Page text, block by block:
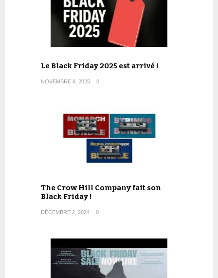
Le Black Friday 2025 est arrivé !
NOVEMBRE 8, 2025 0
The Crow Hill Company fait son
Black Friday !
DÉCEMBRE 2, 2024 0